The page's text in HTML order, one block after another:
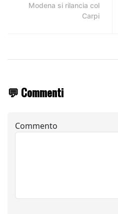
Modena si rilancia col
Carpi
💬 Commenti